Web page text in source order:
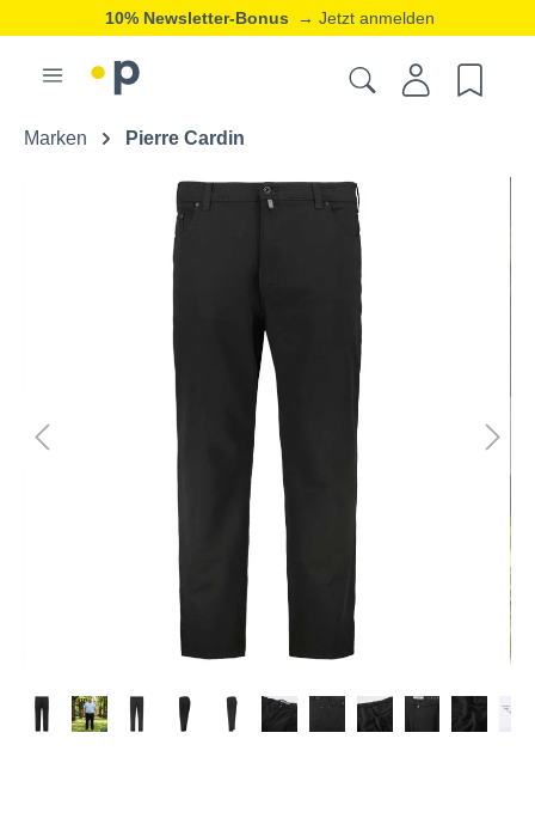
10% Newsletter-Bonus → Jetzt anmelden
Marken Pierre Cardin